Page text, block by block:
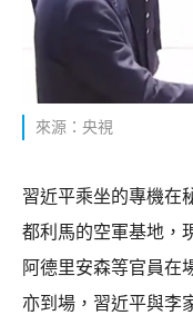
來源：央視
習近平乘坐的專機在
都利馬的空軍基地，
阿德里安森等官員在
亦到場，習近平與李